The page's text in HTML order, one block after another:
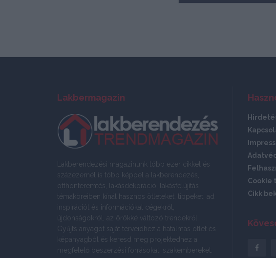
Lakbermagazin
Lakberendezési magazinunk több ezer cikkel és
százezernél is több képpel a lakberendezés,
otthonteremtés, lakásdekoráció, lakásfelújítás
témaköreiben kínál hasznos ötleteket, tippeket, ad
inspirációt és információkat cégekről,
újdonságokról, az örökké változó trendekről.
Gyűjts anyagot saját terveidhez a hatalmas ötlet és
képanyagból és keresd meg projektedhez a
megfelelő beszerzési forrásokat, szakembereket.
Cookie
Cikk